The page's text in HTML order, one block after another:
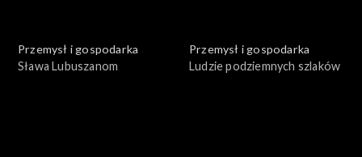
Przemysł i gospodarka
Sława Lubuszanom
Przemysł i gospodarka
Ludzie podziemnych szlaków